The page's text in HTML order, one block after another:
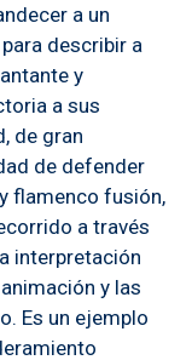
a un
describir a
y
a sus
de gran
de defender
flamenco fusión,
a través
interpretación
y las
Es un ejemplo